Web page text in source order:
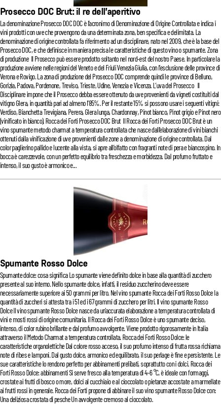
Prosecco DOC Brut: il re dell’aperitivo
La denominazione Prosecco DOC DOC è l’acronimo di Denominazione di Origine Controllata e indica i
vini prodotti con uve che provengono da una determinata zona, ben specifica e delimitata. La
denominazione di origine controllata fa riferimento ad un disciplinare, nato nel 2009, che è la base del
Prosecco DOC, e che definisce in maniera precisa le caratteristiche di questo vino o spumante. Zona
di produzione Il Prosecco può essere prodotto soltanto nel nord-est del nostro Paese. In particolare la
produzione avviene nelle regioni del Veneto e del Friuli Venezia Giulia, con l’esclusione delle province di
Verona e Rovigo. La zona di produzione del Prosecco DOC comprende quindi le province di Belluno,
Gorizia, Padova, Pordenone, Treviso, Trieste, Udine, Venezia e Vicenza. L’uva del Prosecco Il
Disciplinare impone che il Prosecco debba essere ottenuto da uve provenienti da vigneti costituiti dal
vitigno Glera, in quantità pari ad almeno l’85%. Per il restante 15% si possono usare i seguenti vitigni:
Verdiso, Bianchetta Trevigiana, Perera, Glera lunga, Chardonnay, Pinot bianco, Pinot grigio e Pinot nero
(vinificato in bianco). Rocca dei Forti Prosecco DOC Brut Il Rocca dei Forti Prosecco DOC Brut è un
vino spumante metodo charmat a temperatura controllata che nasce dall’elaborazione di vini bianchi
ottenuti dalla vinificazione di uve provenienti dalle zone a denominazione di origine controllata. Dal
color paglierino pallido e lucente alla vista, si apre all’olfatto con fragranti note di pera e biancospino. In
bocca è carezzevole, con un perfetto equilibrio tra freschezza e morbidezza. Dal profumo fruttato e
intenso, il suo gusto è armonico e...
Spumante Rosso Dolce
Spumante dolce: cosa significa Lo spumante viene definito dolce in base alla quantità di zucchero
presente al suo interno. Nello spumante dolce, infatti, il residuo zuccherino deve essere
necessariamente superiore ai 50 grammi per litro. Nel vino spumante Rocca dei Forti Rosso Dolce la
quantità di zuccheri si attesta tra i 51 ed i 67 grammi di zucchero per litri. Il vino spumante Rosso
Dolce Il vino spumante Rosso Dolce nasce da un’accurata elaborazione a temperatura controllata di
vini e mosti rossi di origine comunitaria. Il Rocca dei Forti Rosso Dolce è uno spumante deciso,
intenso, di color rubino brillante e dal profumo avvolgente. Viene prodotto rigorosamente in Italia
attraverso il Metodo Charmat a temperatura controllata. Rocca dei Forti Rosso Dolce: le
caratteristiche organolettiche Dal colore rosso acceso, il suo profumo intenso di frutta rossa richiama
note di ribes e lamponi. Dal gusto dolce, armonico ed equilibrato, il suo perlage è fine e persistente. Le
sue caratteristiche lo rendono perfetto per abbinamenti prelibati, soprattutto con i dolci. Rocca dei
Forti Rosso Dolce: abbinamenti Si serve fresco alla temperatura di 4-6 °C, è ideale con formaggi,
crostate ai frutti di bosco o more, dolci al cucchiaio e al cioccolato o pietanze accostate a marmellate
ai frutti rossi in generale. Rocca dei Forti propone di abbinare il suo vino spumante Rosso Dolce con:
Una deliziosa crostata di pesche Un avvolgente cremoso al cioccolato.